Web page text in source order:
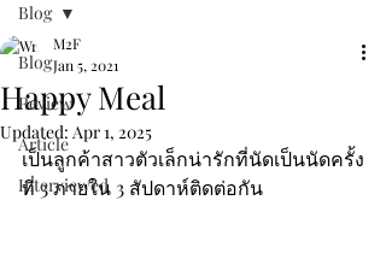
Blog
Review
Article
Interviewed
Blog
Happy Meal
M2F
Jan 5, 2021
Updated: Apr 1, 2025
เป็นลูกค้าสาวตัวเล็กน่ารักที่นัดเป็นนัดครั้ง
ที่ 3 ภายใน 3 สัปดาห์ติดต่อกัน